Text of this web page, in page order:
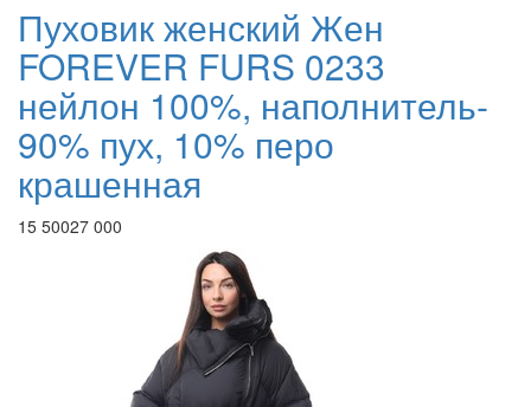
Пуховик женский Жен
FOREVER FURS 0233
нейлон 100%, наполнитель-
90% пух, 10% перо
крашенная
15 50027 000